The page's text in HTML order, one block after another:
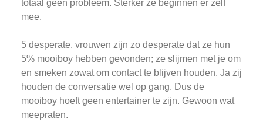
totaal geen probleem. Sterker ze beginnen er zelf
mee.
5 desperate. vrouwen zijn zo desperate dat ze hun
5% mooiboy hebben gevonden; ze slijmen met je om
en smeken zowat om contact te blijven houden. Ja zij
houden de conversatie wel op gang. Dus de
mooiboy hoeft geen entertainer te zijn. Gewoon wat
meepraten.